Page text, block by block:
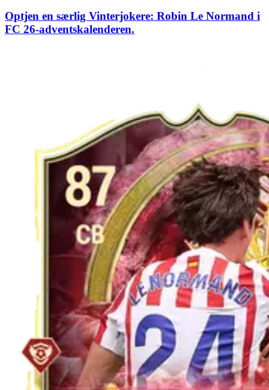
Optjen en særlig Vinterjokere: Robin Le Normand i
FC 26-adventskalenderen.